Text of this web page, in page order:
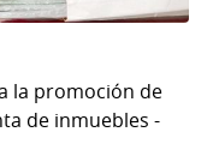
la promoción de
de inmuebles -